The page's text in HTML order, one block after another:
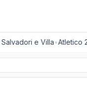
e Villa•Atletico